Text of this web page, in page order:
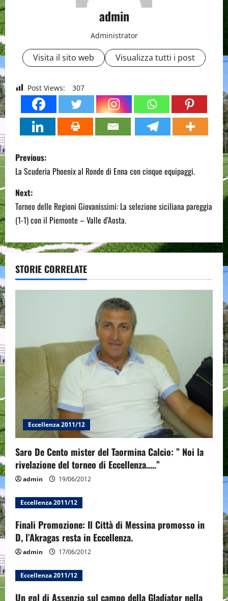
admin
Administrator
Visita il sito web Visualizza tutti i post
Post Views: 307
P
o
s
t
n
a
v
a
i
Previous:
La Scuderia Phoenix al Ronde di Enna con cinque equipaggi.
Next:
Torneo delle Regioni Giovanissimi: La selezione siciliana pareggia
(1-1) con il Piemonte – Valle d’Aosta.
STORIE CORRELATE
Eccellenza 2011/12
Saro De Cento mister del Taormina Calcio: ” Noi la
rivelazione del torneo di Eccellenza…..”
admin 19/06/2012
Eccellenza 2011/12
Finali Promozione: Il Città di Messina promosso in
D, l’Akragas resta in Eccellenza.
admin 17/06/2012
Eccellenza 2011/12
Un gol di Assenzio sul campo della Gladiator nella